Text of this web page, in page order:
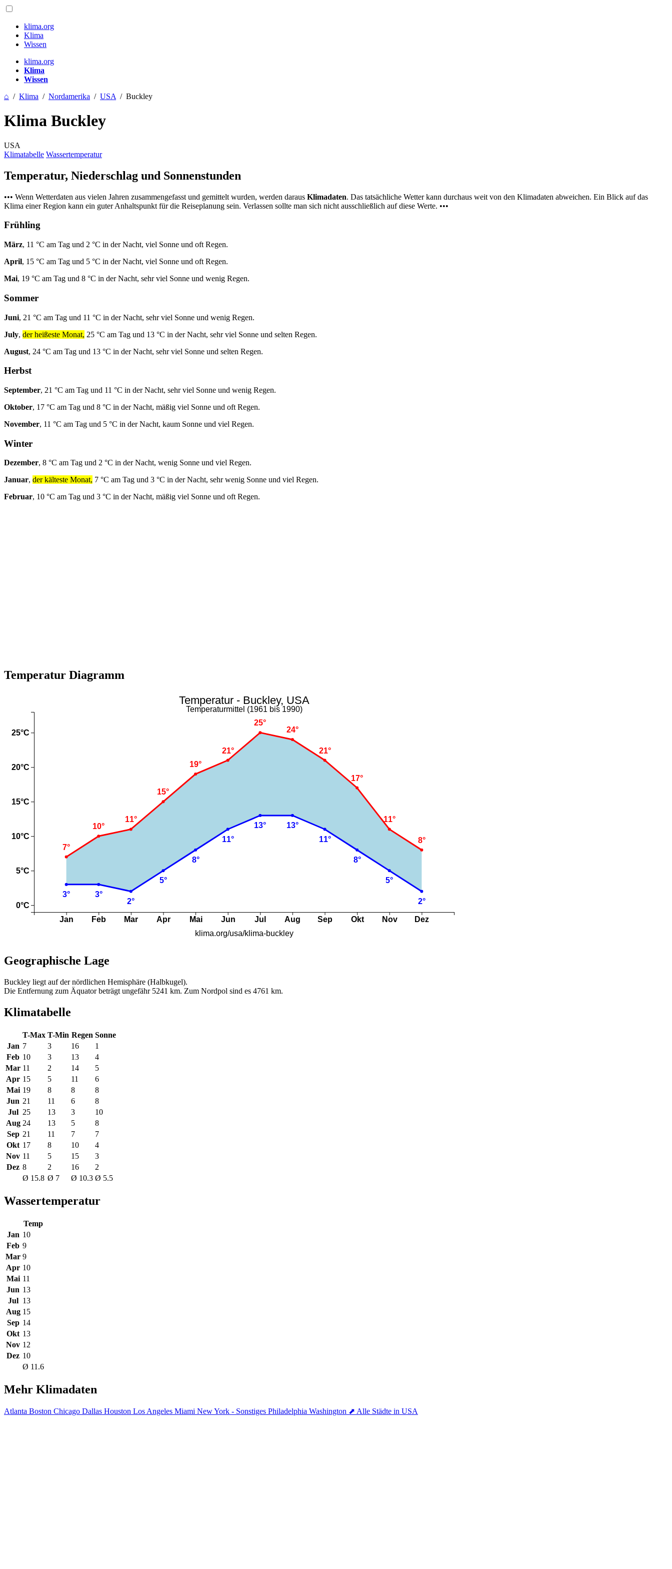
klima.org
Klima
Wissen
klima.org
Klima
Wissen
⌂ / Klima / Nordamerika / USA / Buckley
Klima Buckley
USA
Klimatabelle Wassertemperatur
Temperatur, Niederschlag und Sonnenstunden
••• Wenn Wetterdaten aus vielen Jahren zusammengefasst und gemittelt wurden, werden daraus Klimadaten. Das tatsächliche Wetter kann durchaus weit von den Klimadaten abweichen. Ein Blick auf das
Klima einer Region kann ein guter Anhaltspunkt für die Reiseplanung sein. Verlassen sollte man sich nicht ausschließlich auf diese Werte. •••
Frühling
März, 11 °C am Tag und 2 °C in der Nacht, viel Sonne und oft Regen.
April, 15 °C am Tag und 5 °C in der Nacht, viel Sonne und oft Regen.
Mai, 19 °C am Tag und 8 °C in der Nacht, sehr viel Sonne und wenig Regen.
Sommer
Juni, 21 °C am Tag und 11 °C in der Nacht, sehr viel Sonne und wenig Regen.
July, der heißeste Monat, 25 °C am Tag und 13 °C in der Nacht, sehr viel Sonne und selten Regen.
August, 24 °C am Tag und 13 °C in der Nacht, sehr viel Sonne und selten Regen.
Herbst
September, 21 °C am Tag und 11 °C in der Nacht, sehr viel Sonne und wenig Regen.
Oktober, 17 °C am Tag und 8 °C in der Nacht, mäßig viel Sonne und oft Regen.
November, 11 °C am Tag und 5 °C in der Nacht, kaum Sonne und viel Regen.
Winter
Dezember, 8 °C am Tag und 2 °C in der Nacht, wenig Sonne und viel Regen.
Januar, der kälteste Monat, 7 °C am Tag und 3 °C in der Nacht, sehr wenig Sonne und viel Regen.
Februar, 10 °C am Tag und 3 °C in der Nacht, mäßig viel Sonne und oft Regen.
Temperatur Diagramm
Geographische Lage
Buckley liegt auf der nördlichen Hemisphäre (Halbkugel).
Die Entfernung zum Äquator beträgt ungefähr 5241 km. Zum Nordpol sind es 4761 km.
Klimatabelle
T-Max T-Min Regen Sonne
Jan 7 3 16
1
Feb 10 3 13
4
Mar 11 2 14
5
Apr 15 5 11
6
Mai 19 8 8
8
Jun 21 11 6
8
Jul 25 13 3
10
Aug 24 13 5
8
Sep 21 11 7
7
Okt 17 8 10
4
Nov 11 5 15
3
Dez 8 2 16
2
Ø 15.8 Ø 7 Ø 10.3 Ø 5.5
Wassertemperatur
Temp
Jan 10
Feb 9
Mar 9
Apr 10
Mai 11
Jun 13
Jul 13
Aug 15
Sep 14
Okt 13
Nov 12
Dez 10
Ø 11.6
Mehr Klimadaten
Atlanta Boston Chicago Dallas Houston Los Angeles Miami New York - Sonstiges Philadelphia Washington ⬈ Alle Städte in USA